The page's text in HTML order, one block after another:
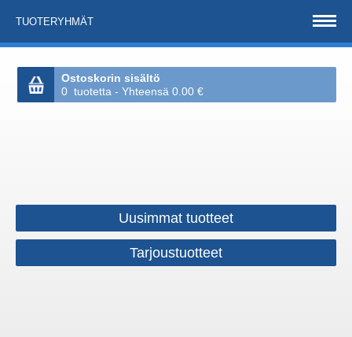
TUOTERYHMÄT
Ostoskorin sisältö
0 tuotetta - Yhteensä 0.00 €
Uusimmat tuotteet
Tarjoustuotteet